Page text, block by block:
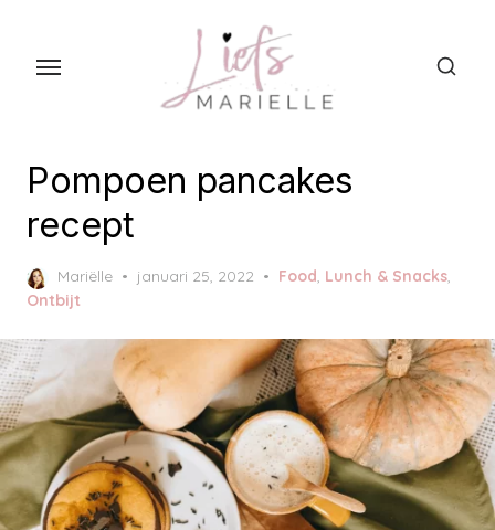
n
t
e
n
Pompoen pancakes
recept
Mariëlle
P
t
e
d
o
n
januari 25, 2022 Food, Lunch & Snacks,
Ontbijt